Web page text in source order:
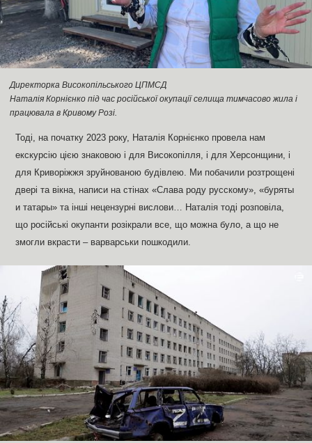
Директорка Високопільського ЦПМСД
Наталія Корнієнко під час російської окупації селища тимчасово жила і
працювала в Кривому Розі.
Тоді, на початку 2023 року, Наталія Корнієнко провела нам
екскурсію цією знаковою і для Високопілля, і для Херсонщини, і
для Криворіжжя зруйнованою будівлею. Ми побачили розтрощені
двері та вікна, написи на стінах «Слава роду русскому», «буряты
и татары» та інші нецензурні вислови… Наталія тоді розповіла,
що російські окупанти розікрали все, що можна було, а що не
змогли вкрасти – варварськи пошкодили.